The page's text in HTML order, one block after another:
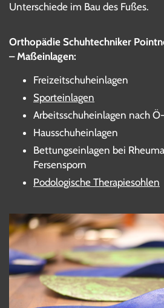
Unterschiede im Bau des Fußes.
Orthopädie Schuhtechniker
– Maßeinlagen:
Freizeitschuheinlagen
Sporteinlagen
Arbeitsschuheinlagen nach
Hausschuheinlagen
Bettungseinlagen bei
Fersensporn
Podologische Therapiesohlen